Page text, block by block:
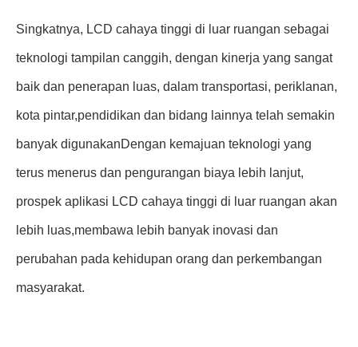
Singkatnya, LCD cahaya tinggi di luar ruangan sebagai
teknologi tampilan canggih, dengan kinerja yang sangat
baik dan penerapan luas, dalam transportasi, periklanan,
kota pintar,pendidikan dan bidang lainnya telah semakin
banyak digunakanDengan kemajuan teknologi yang
terus menerus dan pengurangan biaya lebih lanjut,
prospek aplikasi LCD cahaya tinggi di luar ruangan akan
lebih luas,membawa lebih banyak inovasi dan
perubahan pada kehidupan orang dan perkembangan
masyarakat.